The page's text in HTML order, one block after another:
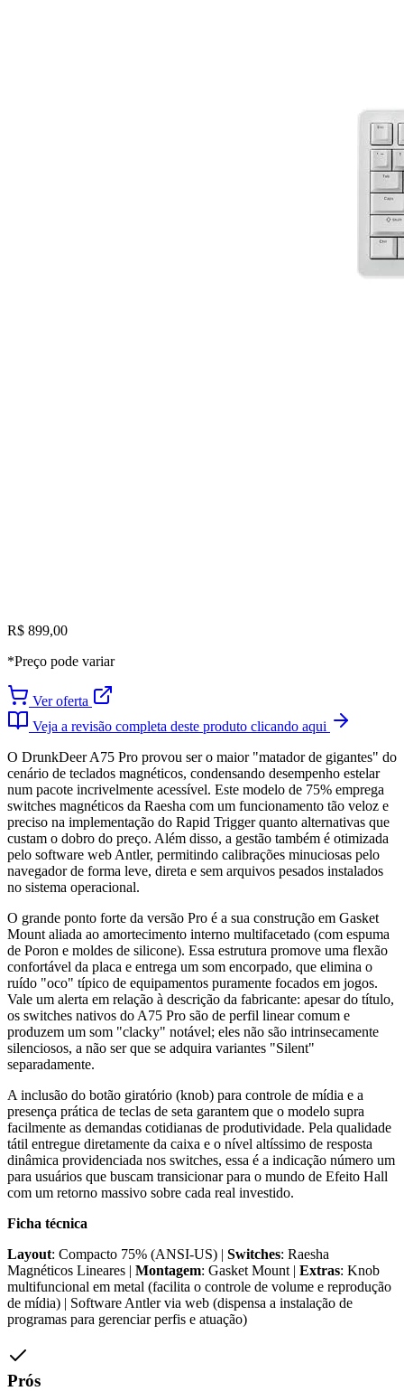
R$ 899,00
*Preço pode variar
Ver oferta
Veja a revisão completa deste produto clicando aqui
O DrunkDeer A75 Pro provou ser o maior "matador de gigantes" do
cenário de teclados magnéticos, condensando desempenho estelar
num pacote incrivelmente acessível. Este modelo de 75% emprega
switches magnéticos da Raesha com um funcionamento tão veloz e
preciso na implementação do Rapid Trigger quanto alternativas que
custam o dobro do preço. Além disso, a gestão também é otimizada
pelo software web Antler, permitindo calibrações minuciosas pelo
navegador de forma leve, direta e sem arquivos pesados instalados
no sistema operacional.
O grande ponto forte da versão Pro é a sua construção em Gasket
Mount aliada ao amortecimento interno multifacetado (com espuma
de Poron e moldes de silicone). Essa estrutura promove uma flexão
confortável da placa e entrega um som encorpado, que elimina o
ruído "oco" típico de equipamentos puramente focados em jogos.
Vale um alerta em relação à descrição da fabricante: apesar do título,
os switches nativos do A75 Pro são de perfil linear comum e
produzem um som "clacky" notável; eles não são intrinsecamente
silenciosos, a não ser que se adquira variantes "Silent"
separadamente.
A inclusão do botão giratório (knob) para controle de mídia e a
presença prática de teclas de seta garantem que o modelo supra
facilmente as demandas cotidianas de produtividade. Pela qualidade
tátil entregue diretamente da caixa e o nível altíssimo de resposta
dinâmica providenciada nos switches, essa é a indicação número um
para usuários que buscam transicionar para o mundo de Efeito Hall
com um retorno massivo sobre cada real investido.
Ficha técnica
Layout: Compacto 75% (ANSI-US) | Switches: Raesha
Magnéticos Lineares | Montagem: Gasket Mount | Extras: Knob
multifuncional em metal (facilita o controle de volume e reprodução
de mídia) | Software Antler via web (dispensa a instalação de
programas para gerenciar perfis e atuação)
Prós